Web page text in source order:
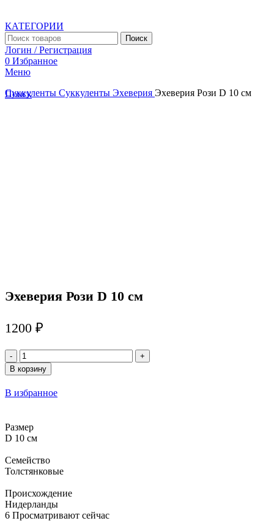
КАТЕГОРИИ
Поиск
Логин / Регистрация
0 Избранное
Меню
Поиск
Суккуленты Суккуленты Эхеверия Эхеверия Рози D 10 см
Эхеверия Рози D 10 см
1200 ₽
Количество
товара
Эхеверия
Рози
D
В корзину
В избранное
Размер
D 10 см
Семейство
Толстянковые
Происхождение
Нидерланды
6 Просматривают сейчас